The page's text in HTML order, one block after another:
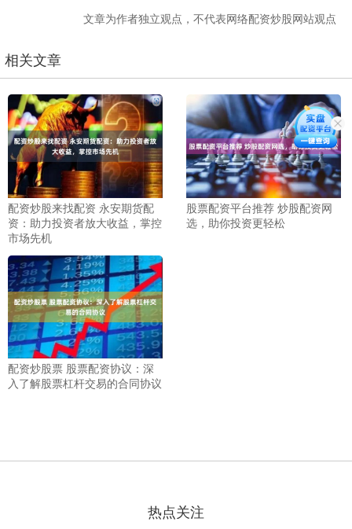
文章为作者独立观点，不代表网络配资炒股网站观点
相关文章
配资炒股来找配资 永安期货配
资：助力投资者放大收益，掌控
市场先机
股票配资平台推荐 炒股配资网
选，助你投资更轻松
配资炒股票 股票配资协议：深
入了解股票杠杆交易的合同协议
热点关注